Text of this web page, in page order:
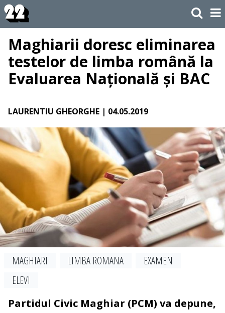
Maghiarii doresc eliminarea
testelor de limba română la
Evaluarea Națională și BAC
LAURENTIU GHEORGHE | 04.05.2019
MAGHIARI LIMBA ROMANA
EXAMEN
ELEVI
Partidul Civic Maghiar (PCM) va depune,